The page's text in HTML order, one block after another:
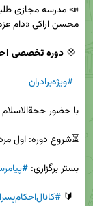
دوره تخصصی
#ویژه‌برادران
بستر برگزاری:
#کانال‌احکام‌پسران